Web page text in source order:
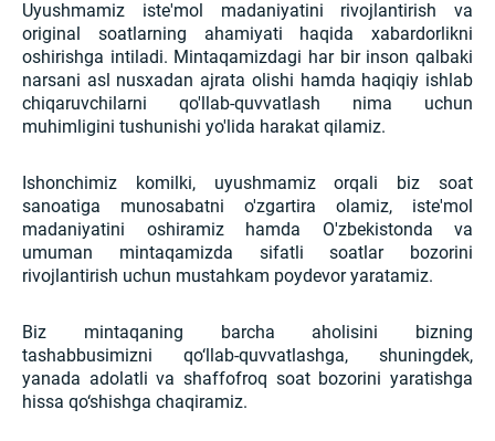
Uyushmamiz iste'mol madaniyatini rivojlantirish va
original soatlarning ahamiyati haqida xabardorlikni
oshirishga intiladi. Mintaqamizdagi har bir inson qalbaki
narsani asl nusxadan ajrata olishi hamda haqiqiy ishlab
chiqaruvchilarni qo'llab-quvvatlash nima uchun
muhimligini tushunishi yo'lida harakat qilamiz.
Ishonchimiz komilki, uyushmamiz orqali biz soat
sanoatiga munosabatni o'zgartira olamiz, iste'mol
madaniyatini oshiramiz hamda O'zbekistonda va
umuman mintaqamizda sifatli soatlar bozorini
rivojlantirish uchun mustahkam poydevor yaratamiz.
Biz mintaqaning barcha aholisini bizning
tashabbusimizni qo‘llab-quvvatlashga, shuningdek,
yanada adolatli va shaffofroq soat bozorini yaratishga
hissa qo‘shishga chaqiramiz.